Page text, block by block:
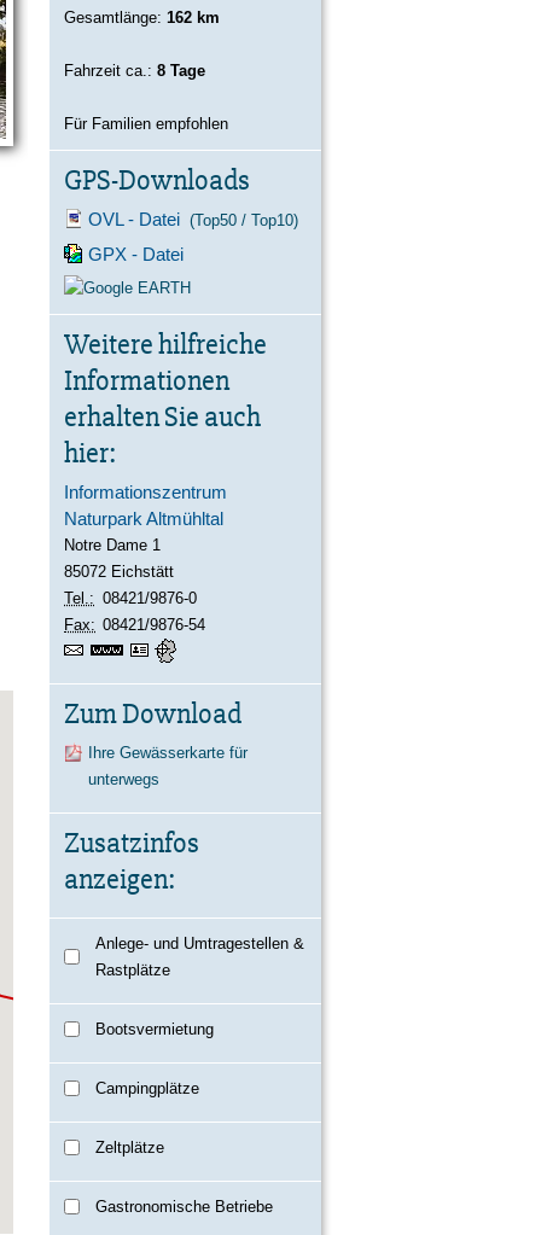
Gesamtlänge: 162 km
Fahrzeit ca.: 8 Tage
Für Familien empfohlen
GPS-Downloads
OVL - Datei (Top50 / Top10)
GPX - Datei
Weitere hilfreiche
Informationen
erhalten Sie auch
hier:
Informationszentrum
Naturpark Altmühltal
Notre Dame 1
85072 Eichstätt
Tel.: 08421/9876-0
Fax: 08421/9876-54
https://www.naturpark-
vCard
11°11'16.15''E
Zum Download
Ihre Gewässerkarte für
unterwegs
Zusatzinfos
anzeigen:
Anlege- und Umtragestellen &
Rastplätze
Bootsvermietung
Campingplätze
Zeltplätze
Gastronomische Betriebe